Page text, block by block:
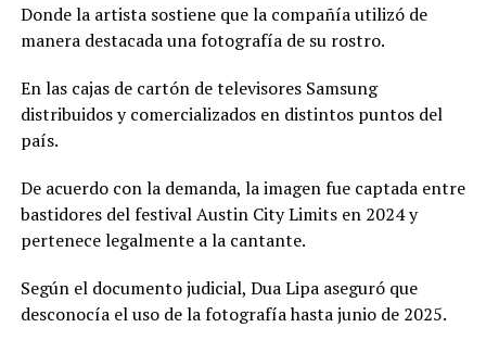
Donde la artista sostiene que la compañía utilizó de
manera destacada una fotografía de su rostro.
En las cajas de cartón de televisores Samsung
distribuidos y comercializados en distintos puntos del
país.
De acuerdo con la demanda, la imagen fue captada entre
bastidores del festival Austin City Limits en 2024 y
pertenece legalmente a la cantante.
Según el documento judicial, Dua Lipa aseguró que
desconocía el uso de la fotografía hasta junio de 2025.